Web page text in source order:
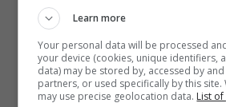
ricevuto soltanto nella
in cui gli veniva comunicato il
Essendo però un esonero e
Learn more
Your personal data will be processed
your device (cookies, unique identifiers,
data) may be stored by, accessed by
partners, or used specifically by this
may use precise geolocation data. List